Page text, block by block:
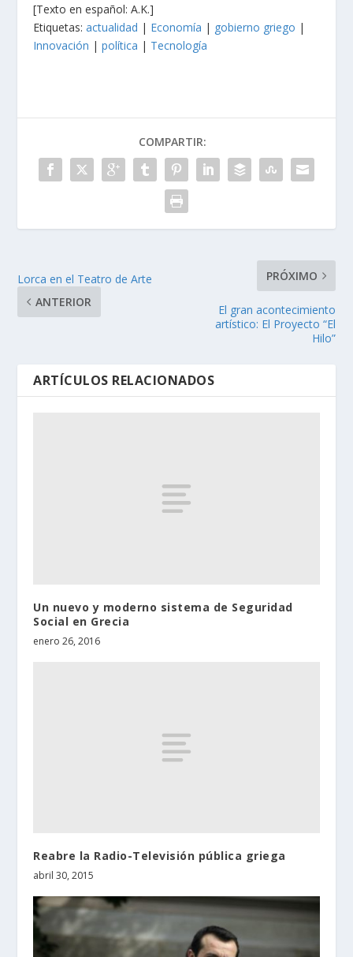
[Texto en español: A.K.]
Etiquetas:actualidad | Economía | gobierno griego |
Innovación |política | Tecnología
COMPARTIR:
Lorca en el Teatro de Arte
ANTERIOR
PRÓXIMO
El gran acontecimiento
artístico: El Proyecto “El
Hilo”
ARTÍCULOS RELACIONADOS
Un nuevo y moderno sistema de Seguridad
Social en Grecia
enero 26, 2016
Reabre la Radio-Televisión pública griega
abril 30, 2015